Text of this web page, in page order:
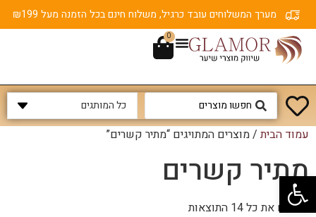
פתח סרגל נגישות
מערך המשלוחים עובד כרגיל, משלוח חינם בכל הזמנה מעל ₪199
0
עמוד הבית/ מוצרים המתויגים “מתיר קשרים”
מתיר קשרים
מציגים את כל ⁦14⁩ התוצאות